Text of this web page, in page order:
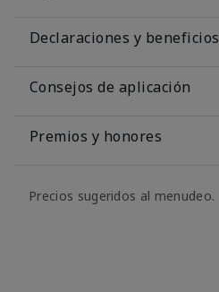
Declaraciones y beneficios
Consejos de aplicación
Premios y honores
Precios sugeridos al menudeo.